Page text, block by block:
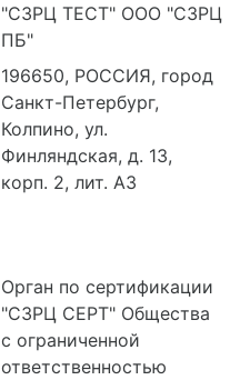
"СЗРЦ ТЕСТ" ООО "СЗРЦ
ПБ"
196650, РОССИЯ, город
Санкт-Петербург,
Колпино, ул.
Финляндская, д. 13,
корп. 2, лит. А3
Орган по сертификации
"СЗРЦ СЕРТ" Общества
с ограниченной
ответственностью